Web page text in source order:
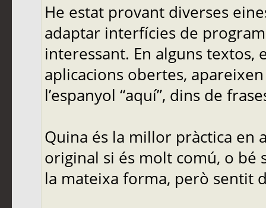
He estat provant diverses
adaptar interfícies de
interessant. En alguns
aplicacions obertes,
l’espanyol “aquí”, dins de
Quina és la millor pràctica en
original si és molt comú, o
la mateixa forma, però sentit